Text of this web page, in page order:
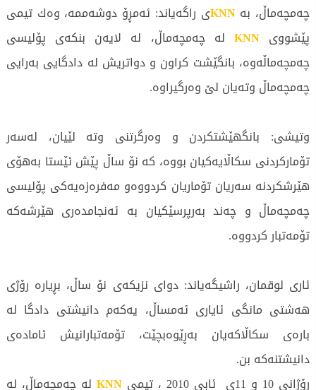
چەمچەماڵ، بەKNNی راگەیاند: ئەمڕۆ دوشەممە، وەك تیمی
پێشوویKNN لە چەمچەماڵ، لە لایەن بنكەی پۆلیسی
چەمچەماڵەوە، بانگێشت كراون و دواتریش لە دادگایی بەرایی
چەمچەماڵ وتەیان لێ وەرگیراوە.
وتیشی: بانگهێشتكردن و وەرگرتنی وتە لێیان، لەسەر
تۆماركردنی سكاڵایەكیان بووە، كە نۆ ساڵ پێش ئێستا بەهۆی
هێرشكردنە سەریان تۆماریان كردووە‌و مەفرەزەیەكی پۆلیسی
چەمچەماڵ و چەند بەرپرسێكیان بە ئەنجامدەری هێرشەكە
تۆمەتبار كردووە.
ئاری لوقمان، راشیگەیاند: دوای نزیكەی نۆ ساڵ، بڕیارە رۆژی
هەشتی مانگی ئایاری ئەمساڵ، یەكەم دانیشتی دادگا لە
بارەی سكاڵاكەیان بەڕێوەبچێت، تۆمەتبارانیش ئامادەی
دانیشتنەكە بن.
رۆژانی 10 و 11ی ئابی 2010 ، تیمی
KNN لە چەمچەماڵ، لە